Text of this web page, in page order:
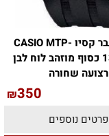
שעון לגבר קסיו CASIO MTP-
1326-7A כסוף מוזהב לוח לבן
רצועה שחורה
₪350
פרטים נוספים